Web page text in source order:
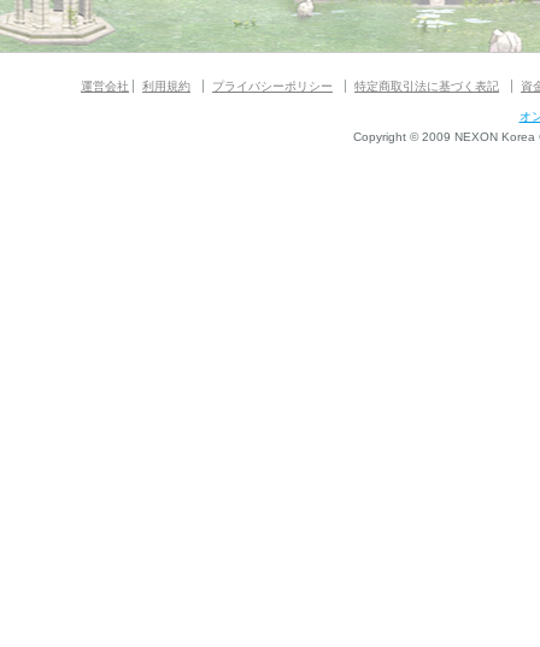
運営会社 利用規約 プライバシーポリシー 特定商取引法に基づく表記 資
オ
Copyright © 2009 NEXON Korea